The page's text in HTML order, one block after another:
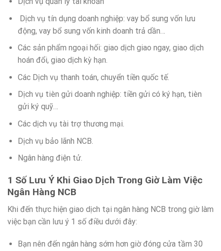
Dịch vụ tín dụng doanh nghiệp: vay bổ sung vốn lưu
động, vay bổ sung vốn kinh doanh trả dần…
Các sản phẩm ngoại hối: giao dịch giao ngay, giao dịch
hoán đổi, giao dịch kỳ hạn.
Các Dịch vụ thanh toán, chuyển tiền quốc tế.
Dịch vụ tièn gửi doanh nghiệp: tiền gửi có ký hạn, tièn
gửi ký quỹ…
Các dịch vụ tài trợ thương mại.
Dịch vụ bảo lãnh NCB.
Ngân hàng điện tử.
1 Số Lưu Ý Khi Giao Dịch Trong Giờ Làm Việc
Ngân Hàng NCB
Khi đến thực hiện giao dịch tại ngân hàng NCB trong giờ làm
việc bạn cần lưu ý 1 số điều dưới đây:
Bạn nên đến ngân hàng sớm hơn giờ đóng cửa tầm 30